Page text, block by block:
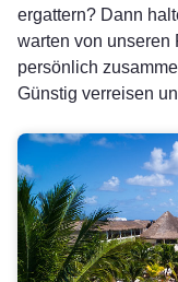
ergattern? Dann
warten von unseren
persönlich
Günstig verreisen